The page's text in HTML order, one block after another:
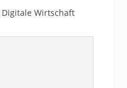
Digitale Wirtschaft